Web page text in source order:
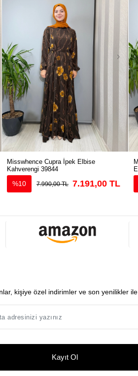
Misswhence Cupra İpek Elbise
Kahverengi 39844
%10 7.990,00 TL 7.191,00 TL
kişiye özel indirimler ve son yenilikler ile
Kayıt Ol